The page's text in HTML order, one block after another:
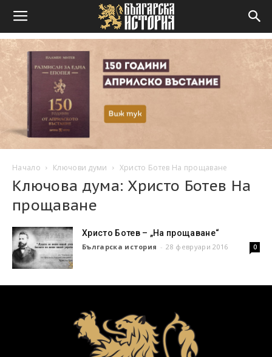
Начало Ключови думи Христо Ботев На прощаване
Ключова дума: Христо Ботев На
прощаване
Христо Ботев – „На прощаване“
Българска история - 28 февруари 2016 0